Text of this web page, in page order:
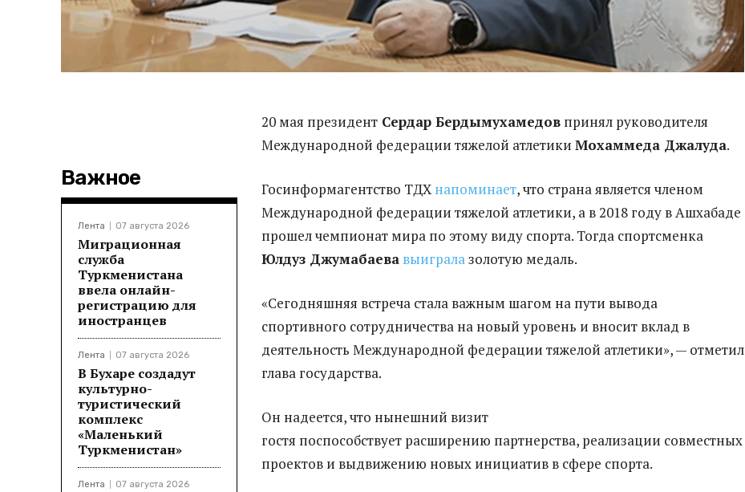
Важное
Лента 07 августа 2026
Миграционная
служба
Туркменистана
ввела онлайн-
регистрацию для
иностранцев
Лента 07 августа 2026
В Бухаре создадут
культурно-
туристический
комплекс
«Маленький
Туркменистан»
Лента 07 августа 2026
20 мая президент Сердар Бердымухамедов принял руководителя
Международной федерации тяжелой атлетики Мохаммеда Джалуда.
Госинформагентство ТДХнапоминает, что страна является членом
Международной федерации тяжелой атлетики, а в 2018 году в Ашхабаде
прошел чемпионат мира по этому виду спорта. Тогда спортсменка
Юлдуз Джумабаева выигралазолотую медаль.
«Сегодняшняя встреча стала важным шагом на пути вывода
спортивного сотрудничества на новый уровень и вносит вклад в
деятельность Международной федерации тяжелой атлетики», — отметил
глава государства.
Он надеется, что нынешний визит
гостя поспособствует расширению партнерства, реализации совместных
проектов и выдвижению новых инициатив в сфере спорта.